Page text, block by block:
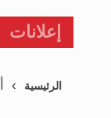
إعلانات
الرئيسية